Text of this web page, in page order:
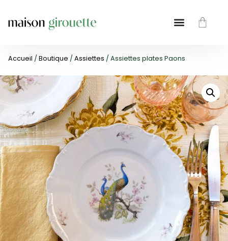
Accueil / Boutique / Assiettes / Assiettes plates Paons